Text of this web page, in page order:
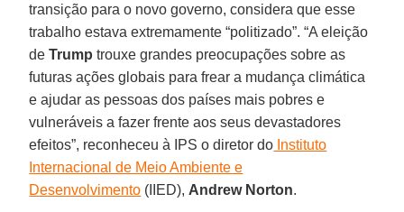
transição para o novo governo, considera que esse
trabalho estava extremamente “politizado”. “A eleição
deTrump trouxe grandes preocupações sobre as
futuras ações globais para frear a mudança climática
e ajudar as pessoas dos países mais pobres e
vulneráveis a fazer frente aos seus devastadores
efeitos”, reconheceu à IPS o diretor do Instituto
Internacional de Meio Ambiente e
Desenvolvimento (IIED), Andrew Norton.